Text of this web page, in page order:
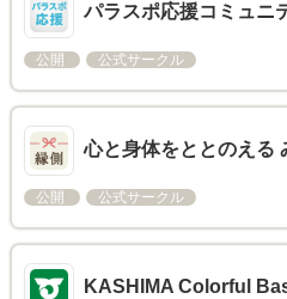
パラスポ応援コミュニ
公開 公式サークル
心と身体をととのえる
公開 公式サークル
KASHIMA Colorful